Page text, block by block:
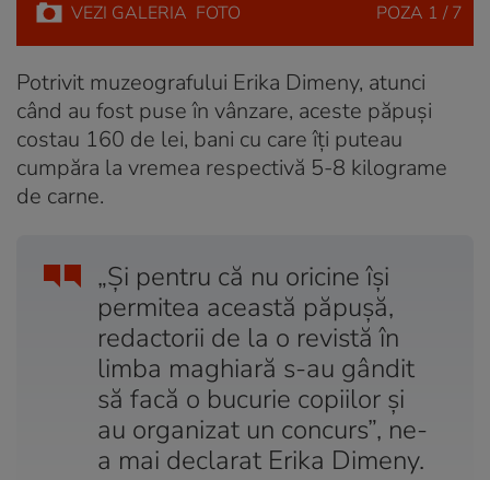
VEZI GALERIA FOTO POZA 1 / 7
Potrivit muzeografului Erika Dimeny, atunci
când au fost puse în vânzare, aceste păpuși
costau 160 de lei, bani cu care îți puteau
cumpăra la vremea respectivă 5-8 kilograme
de carne.
„Și pentru că nu oricine își
permitea această păpușă,
redactorii de la o revistă în
limba maghiară s-au gândit
să facă o bucurie copiilor și
au organizat un concurs”, ne-
a mai declarat Erika Dimeny.